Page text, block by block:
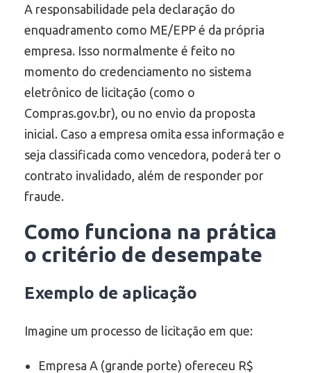
A responsabilidade pela declaração do
enquadramento como ME/EPP é da própria
empresa. Isso normalmente é feito no
momento do credenciamento no sistema
eletrônico de licitação (como o
Compras.gov.br), ou no envio da proposta
inicial. Caso a empresa omita essa informação e
seja classificada como vencedora, poderá ter o
contrato invalidado, além de responder por
fraude.
Como funciona na prática
o critério de desempate
Exemplo de aplicação
Imagine um processo de licitação em que:
Empresa A (grande porte) ofereceu R$